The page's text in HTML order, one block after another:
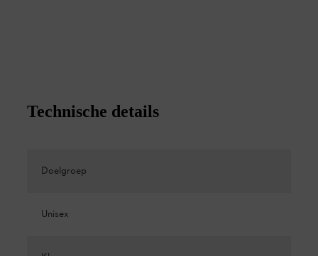
Technische details
Doelgroep
Unisex